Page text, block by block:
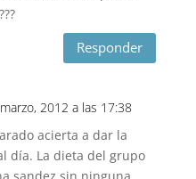
Responder
2012 a las 17:38
acierta a dar la
día. La dieta del grupo
sandez sin ninguna